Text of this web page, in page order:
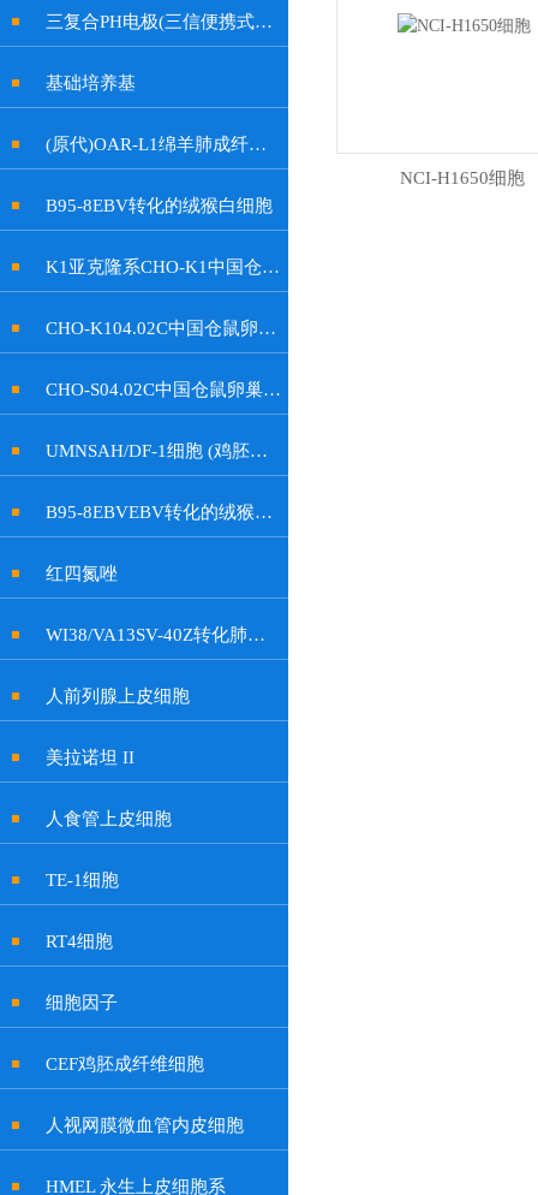
三复合PH电极(三信便携式余氯计电极, 特制插口)
基础培养基
(原代)OAR-L1绵羊肺成纤维细胞
B95-8EBV转化的绒猴白细胞
K1亚克隆系CHO-K1中国仓鼠卵巢细胞
CHO-K104.02C中国仓鼠卵巢细胞
CHO-S04.02C中国仓鼠卵巢细胞
UMNSAH/DF-1细胞 (鸡胚成纤维细胞)
B95-8EBVEBV转化的绒猴白细胞
红四氮唑
WI38/VA13SV-40Z转化肺成纤维细胞
人前列腺上皮细胞
美拉诺坦 II
人食管上皮细胞
TE-1细胞
RT4细胞
细胞因子
CEF鸡胚成纤维细胞
人视网膜微血管内皮细胞
HMEL 永生上皮细胞系
NCI-H1650细胞